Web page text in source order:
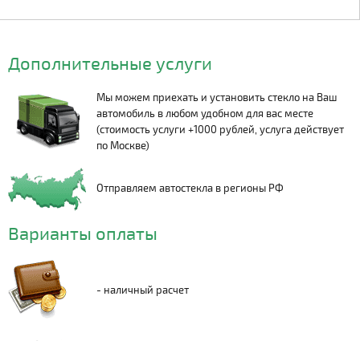
Дополнительные услуги
Мы можем приехать и установить стекло на Ваш
автомобиль в любом удобном для вас месте
(стоимость услуги +1000 рублей, услуга действует
по Москве)
Отправляем автостекла в регионы РФ
Варианты оплаты
- наличный расчет